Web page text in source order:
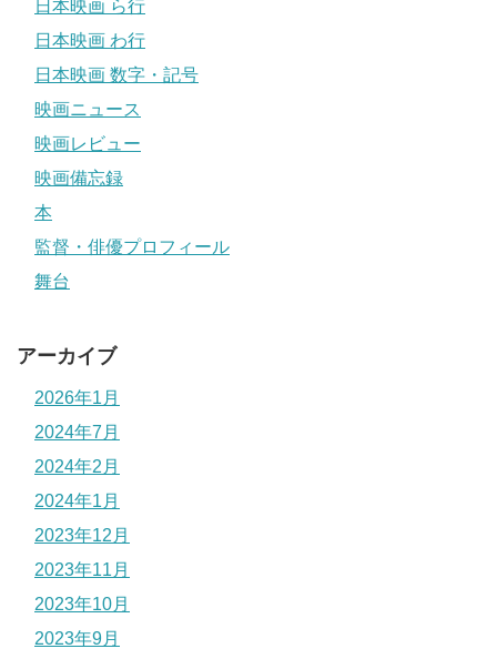
日本映画 ら行
日本映画 わ行
日本映画 数字・記号
映画ニュース
映画レビュー
映画備忘録
本
監督・俳優プロフィール
舞台
アーカイブ
2026年1月
2024年7月
2024年2月
2024年1月
2023年12月
2023年11月
2023年10月
2023年9月